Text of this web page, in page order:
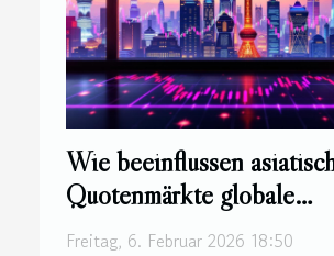
Wie beeinflussen
Quotenmärkte globale
Wettstrategien?
Freitag, 6. Februar 2026 18:50